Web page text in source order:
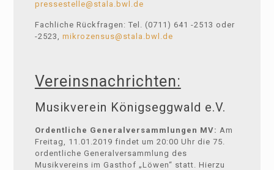
pressestelle@stala.bwl.de
Fachliche Rückfragen: Tel. (0711) 641 -2513 oder
-2523, mikrozensus@stala.bwl.de
Vereinsnachrichten:
Musikverein Königseggwald e.V.
Ordentliche Generalversammlungen MV: Am
Freitag, 11.01.2019 findet um 20:00 Uhr die 75.
ordentliche Generalversammlung des
Musikvereins im Gasthof „Löwen“ statt. Hierzu